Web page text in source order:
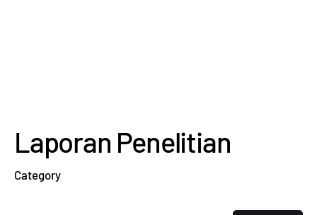
Laporan Penelitian
Category